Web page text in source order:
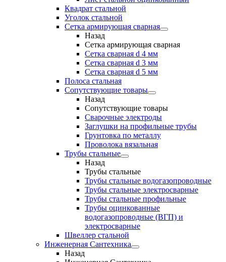
Квадрат стальной
Уголок стальной
Сетка армирующая сварная
Назад
Сетка армирующая сварная
Сетка сварная d 4 мм
Сетка сварная d 3 мм
Сетка сварная d 5 мм
Полоса стальная
Сопутствующие товары
Назад
Сопутствующие товары
Сварочные электроды
Заглушки на профильные трубы
Грунтовка по металлу
Проволока вязальная
Трубы стальные
Назад
Трубы стальные
Трубы стальные водогазопроводные
Трубы стальные электросварные
Трубы стальные профильные
Трубы оцинкованные
водогазопроводные (ВГП) и
электросварные
Швеллер стальной
Инженерная Сантехника
Назад